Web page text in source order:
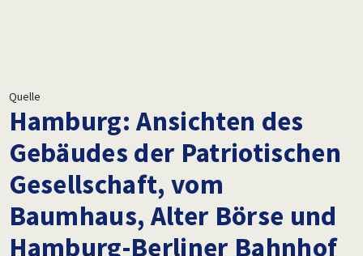
Quelle
Hamburg: Ansichten des
Gebäudes der Patriotischen
Gesellschaft, vom
Baumhaus, Alter Börse und
Hamburg-Berliner Bahnhof